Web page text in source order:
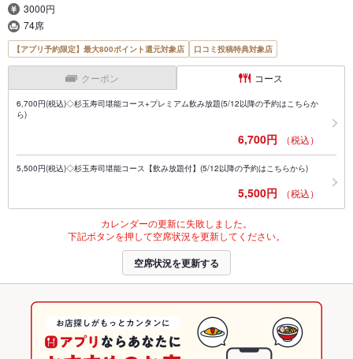
3000円
74席
【アプリ予約限定】最大800ポイント還元対象店 口コミ投稿特典対象店
クーポン コース
6,700円(税込)◇杉玉寿司堪能コース+プレミアム飲み放題(5/12以降の予約はこちらか
ら)
6,700円 （税込）
5,500円(税込)◇杉玉寿司堪能コース【飲み放題付】(5/12以降の予約はこちらから)
5,500円 （税込）
カレンダーの更新に失敗しました。
下記ボタンを押して空席状況を更新してください。
空席状況を更新する